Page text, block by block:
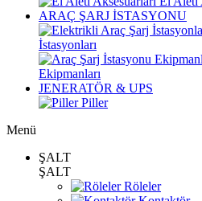
ARAÇ ŞARJ İSTASYONU
İstasyonları
Ekipmanları
JENERATÖR & UPS
Piller
Menü
ŞALT
ŞALT
Röleler